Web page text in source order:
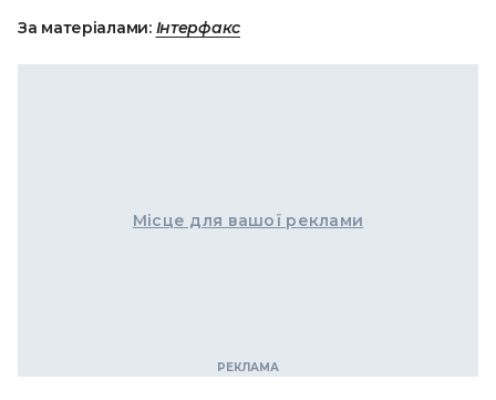
За матеріалами: Інтерфакс
Місце для вашої реклами